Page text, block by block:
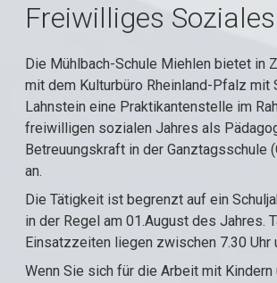
Freiwilliges
Die Mühlbach-Schule Miehlen bietet in
mit dem Kulturbüro Rheinland-Pfalz mit
Lahnstein eine Praktikantenstelle im
freiwilligen sozialen Jahres als
Betreuungskraft in der Ganztagsschule
an.
Die Tätigkeit ist begrenzt auf ein
in der Regel am 01.August des Jahres.
Einsatzzeiten liegen zwischen 7.30 Uhr
Wenn Sie sich für die Arbeit mit Kindern